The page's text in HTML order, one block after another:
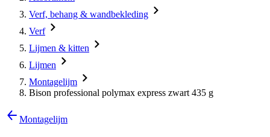
Verf, behang & wandbekleding
Verf
Lijmen & kitten
Lijmen
Montagelijm
Bison professional polymax express zwart 435 g
Montagelijm